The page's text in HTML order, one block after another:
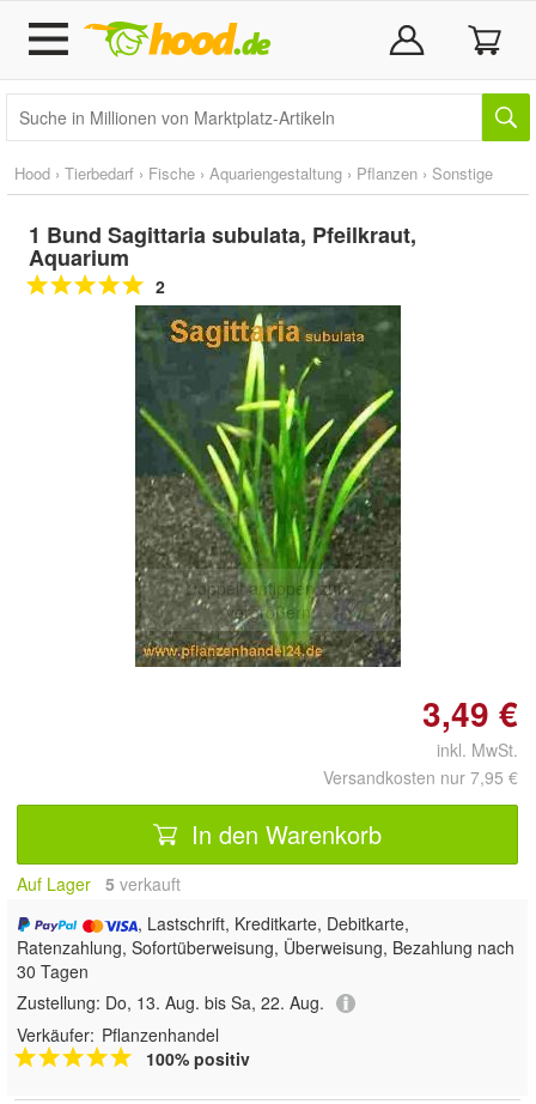
Hood › Tierbedarf › Fische › Aquariengestaltung › Pflanzen › Sonstige
1 Bund Sagittaria subulata, Pfeilkraut,
Aquarium
2
Doppelt antippen zum
vergrößern
3,49 €
inkl. MwSt.
Versandkosten nur 7,95 €
In den Warenkorb
Auf Lager 5 verkauft
, Lastschrift, Kreditkarte, Debitkarte,
Ratenzahlung, Sofortüberweisung, Überweisung, Bezahlung nach
30 Tagen
Zustellung: Do, 13. Aug. bis Sa, 22. Aug.
Verkäufer: Pflanzenhandel
100% positiv